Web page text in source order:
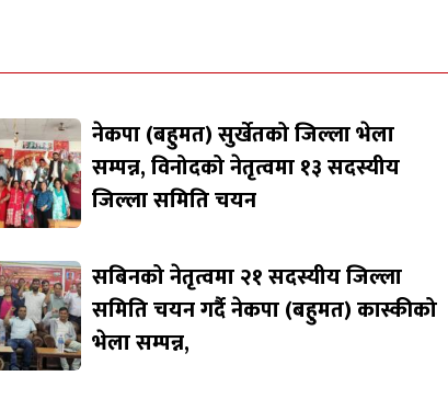
नेकपा (बहुमत) सुर्खेतको जिल्ला भेला
सम्पन्न, विनोदको नेतृत्वमा १३ सदस्यीय
जिल्ला समिति चयन
सबिनको नेतृत्वमा २१ सदस्यीय जिल्ला
समिति चयन गर्दै नेकपा (बहुमत) कास्कीको
भेला सम्पन्न,